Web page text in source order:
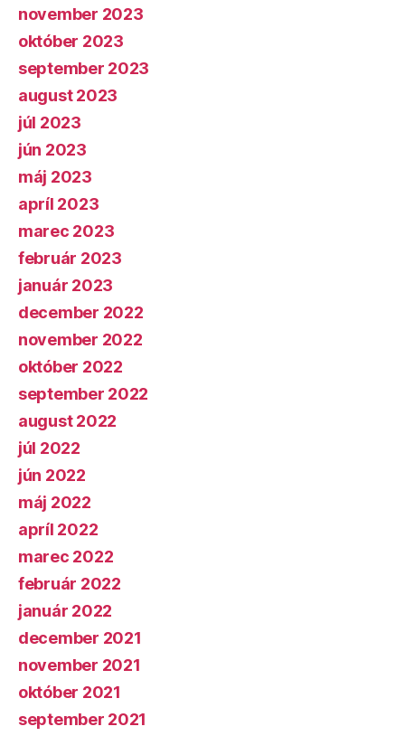
november 2023
október 2023
september 2023
august 2023
júl 2023
jún 2023
máj 2023
apríl 2023
marec 2023
február 2023
január 2023
december 2022
november 2022
október 2022
september 2022
august 2022
júl 2022
jún 2022
máj 2022
apríl 2022
marec 2022
február 2022
január 2022
december 2021
november 2021
október 2021
september 2021